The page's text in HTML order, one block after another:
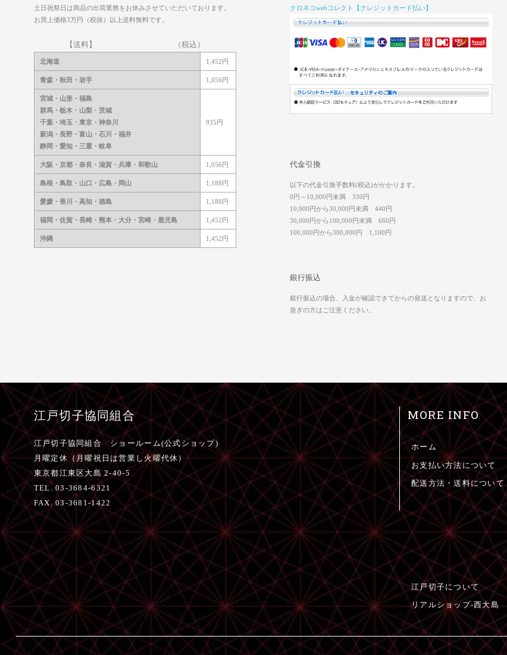
土日祝祭日は商品の出荷業務をお休みさせていただいております。
お買上価格3万円（税抜）以上送料無料です。
【送料】 （税込）
北海道 1,452円
青森・秋田・岩手 1,056円
宮城・山形・福島
群馬・栃木・山梨・茨城
千葉・埼玉・東京・神奈川
新潟・長野・富山・石川・福井
静岡・愛知・三重・岐阜
935円
大阪・京都・奈良・ 滋賀・兵庫・和歌山 1,056円
島根・鳥取・山口・広島・岡山 1,188円
愛媛・香川・高知・徳島 1,188円
福岡・佐賀・長崎・熊本・ 大分・宮崎・鹿児島 1,452円
沖縄 1,452円
クロネコwebコレクト【クレジットカード払い】
代金引換
以下の代金引換手数料(税込)がかかります。
0円～10,000円未満 330円
10,000円から30,000円未満 440円
30,000円から100,000円未満 660円
100,000円から300,000円 1,100円
銀行振込
銀行振込の場合、入金が確認できてからの発送となりますので、お
急ぎの方はご注意ください。
江戸切子協同組合
江戸切子協同組合 ショールーム(公式ショップ)
月曜定休（月曜祝日は営業し火曜代休）
東京都江東区大島 2-40-5
TEL. 03-3684-6321
FAX. 03-3681-1422
MORE INFO
ホーム
お支払い方法について
配送方法・送料について
江戸切子について
リアルショップ-西大島